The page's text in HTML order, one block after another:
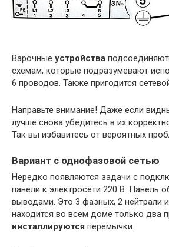
Варочные устройства
схемам, которые подразумевают
6 проводов. Также пригодится
Направьте внимание! Даже если
лучше снова убедитесь в их
Так вы избавитесь от вероятных
Вариант с однофазовой сетью
Нередко появляются задачи с
панели к электросети 220 В. Панель
выводами. Это 3 фазных, 2 нейтрали
находится во всем доме только два
инсталлируются перемычки.